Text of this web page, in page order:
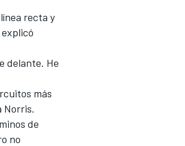
recta y
delante. He
más
Norris.
de
no